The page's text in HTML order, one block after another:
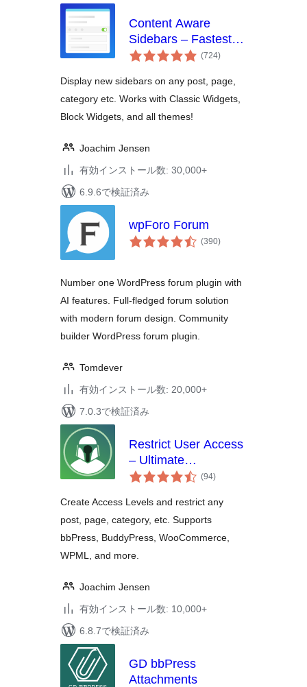
Content Aware
Sidebars – Fastest
Widget Area Plugin
(724個
の)
Display new sidebars on any post, page,
category etc. Works with Classic Widgets,
Block Widgets, and all themes!
Joachim Jensen
有効インストール数: 30,000+
6.9.6で検証済み
wpForo Forum
(390個
の)
Number one WordPress forum plugin with
AI features. Full-fledged forum solution
with modern forum design. Community
builder WordPress forum plugin.
Tomdever
有効インストール数: 20,000+
7.0.3で検証済み
Restrict User Access
– Ultimate
Membership &(94個
の)
Create Access Levels and restrict any
post, page, category, etc. Supports
bbPress, BuddyPress, WooCommerce,
WPML, and more.
Joachim Jensen
有効インストール数: 10,000+
6.8.7で検証済み
GD bbPress
Attachments